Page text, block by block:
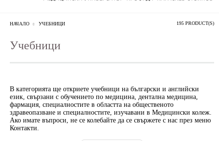
НАЧАЛО УЧЕБНИЦИ 195 PRODUCT(S)
Учебници
В категорията ще откриете учебници на български и английски
език, свързани с обучението по медицина, дентална медицина,
фармация, специалностите в областта на общественото
здравеопазване и специалностите, изучавани в Медицински колеж.
Ако имате въпроси, не се колебайте да се свържете с нас през меню
Контакти.